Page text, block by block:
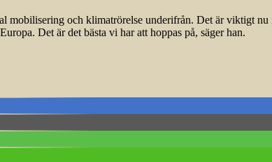
mobilisering och klimatrörelse underifrån. Det är viktigt
Det är det bästa vi har att hoppas på, säger han.